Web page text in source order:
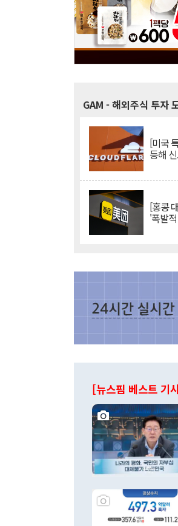
GAM - 해외주식 투자
[미국
등해
[홍콩
'폭발
[뉴스핌 베스트 기